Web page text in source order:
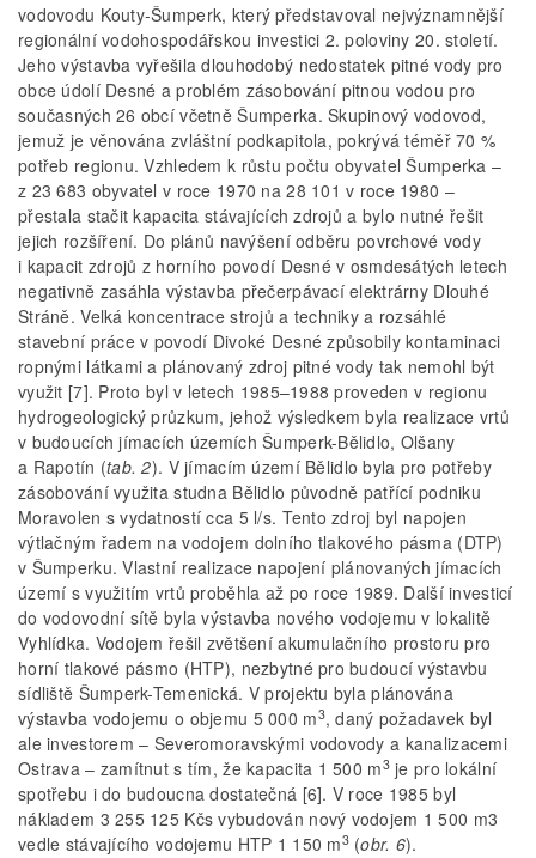
vodovodu Kouty-Šumperk, který představoval nejvýznamnější
regionální vodohospodářskou investici 2. poloviny 20. století.
Jeho výstavba vyřešila dlouhodobý nedostatek pitné vody pro
obce údolí Desné a problém zásobování pitnou vodou pro
současných 26 obcí včetně Šumperka. Skupinový vodovod,
jemuž je věnována zvláštní podkapitola, pokrývá téměř 70 %
potřeb regionu. Vzhledem k růstu počtu obyvatel Šumperka –
z 23 683 obyvatel v roce 1970 na 28 101 v roce 1980 –
přestala stačit kapacita stávajících zdrojů a bylo nutné řešit
jejich rozšíření. Do plánů navýšení odběru povrchové vody
i kapacit zdrojů z horního povodí Desné v osmdesátých letech
negativně zasáhla výstavba přečerpávací elektrárny Dlouhé
Stráně. Velká koncentrace strojů a techniky a rozsáhlé
stavební práce v povodí Divoké Desné způsobily kontaminaci
ropnými látkami a plánovaný zdroj pitné vody tak nemohl být
využit [7]. Proto byl v letech 1985–1988 proveden v regionu
hydrogeologický průzkum, jehož výsledkem byla realizace vrtů
v budoucích jímacích územích Šumperk-Bělidlo, Olšany
a Rapotín (tab. 2). V jímacím území Bělidlo byla pro potřeby
zásobování využita studna Bělidlo původně patřící podniku
Moravolen s vydatností cca 5 l/s. Tento zdroj byl napojen
výtlačným řadem na vodojem dolního tlakového pásma (DTP)
v Šumperku. Vlastní realizace napojení plánovaných jímacích
území s využitím vrtů proběhla až po roce 1989. Další investicí
do vodovodní sítě byla výstavba nového vodojemu v lokalitě
Vyhlídka. Vodojem řešil zvětšení akumulačního prostoru pro
horní tlakové pásmo (HTP), nezbytné pro budoucí výstavbu
sídliště Šumperk-Temenická. V projektu byla plánována
výstavba vodojemu o objemu 5 000 m3, daný požadavek byl
ale investorem – Severomoravskými vodovody a kanalizacemi
Ostrava – zamítnut s tím, že kapacita 1 500 m3je pro lokální
spotřebu i do budoucna dostatečná [6]. V roce 1985 byl
nákladem 3 255 125 Kčs vybudován nový vodojem 1 500 m3
vedle stávajícího vodojemu HTP 1 150 m3(obr. 6).